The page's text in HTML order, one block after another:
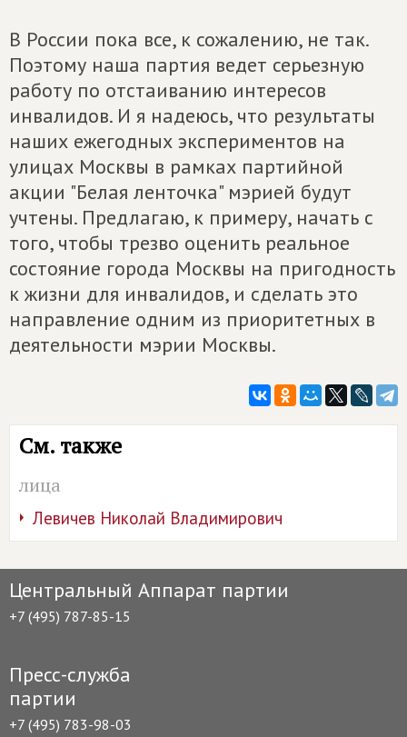
В России пока все, к сожалению, не так.
Поэтому наша партия ведет серьезную
работу по отстаиванию интересов
инвалидов. И я надеюсь, что результаты
наших ежегодных экспериментов на
улицах Москвы в рамках партийной
акции "Белая ленточка" мэрией будут
учтены. Предлагаю, к примеру, начать с
того, чтобы трезво оценить реальное
состояние города Москвы на пригодность
к жизни для инвалидов, и сделать это
направление одним из приоритетных в
деятельности мэрии Москвы.
См. также
лица
Левичев Николай Владимирович
Центральный Аппарат партии
+7 (495) 787-85-15
Пресс-служба
партии
+7 (495) 783-98-03